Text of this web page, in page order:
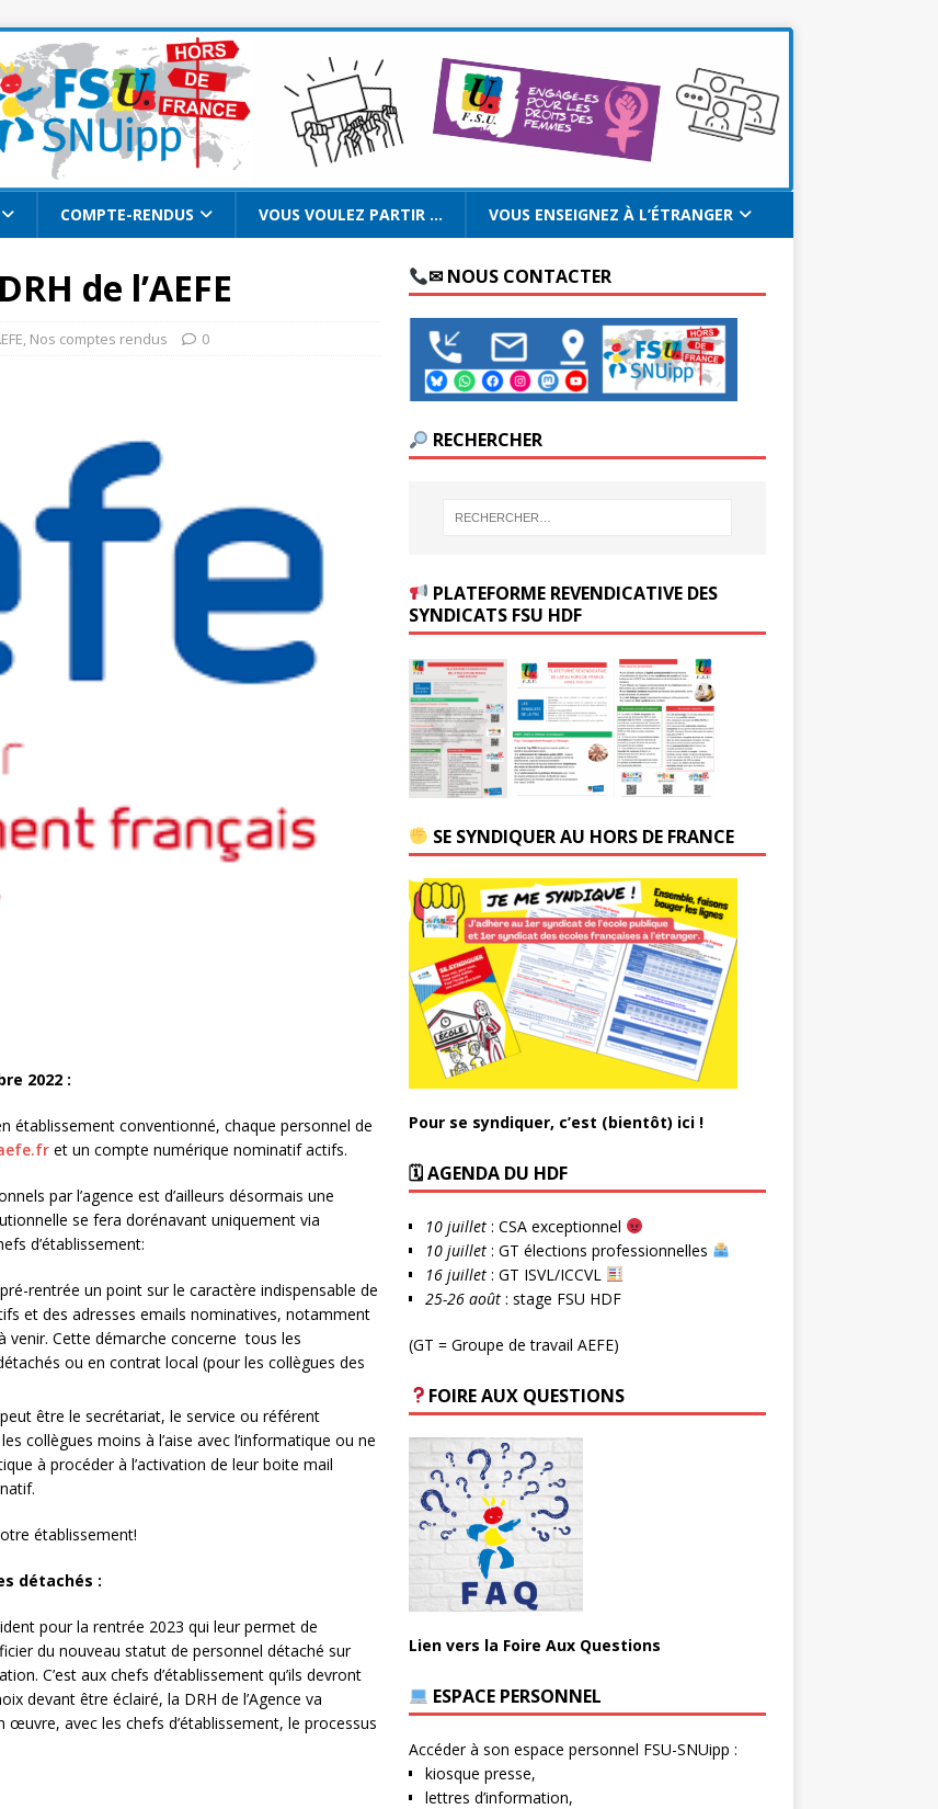
COMPTE-RENDUS VOUS VOULEZ PARTIR … VOUS ENSEIGNEZ À L’ÉTRANGER
de l’AEFE
, Nos comptes rendus 0
2022 :
établissement conventionné, chaque personnel de
et un compte numérique nominatif actifs.
par l’agence est d’ailleurs désormais une
se fera dorénavant uniquement via
d’établissement:
rentrée un point sur le caractère indispensable de
et des adresses emails nominatives, notamment
venir. Cette démarche concerne tous les
ou en contrat local (pour les collègues des
être le secrétariat, le service ou référent
collègues moins à l’aise avec l’informatique ou ne
à procéder à l’activation de leur boite mail
établissement!
détachés :
pour la rentrée 2023 qui leur permet de
du nouveau statut de personnel détaché sur
C’est aux chefs d’établissement qu’ils devront
devant être éclairé, la DRH de l’Agence va
avec les chefs d’établissement, le processus
✉ NOUS CONTACTER
RECHERCHER
PLATEFORME REVENDICATIVE DES
SYNDICATS FSU HDF
SE SYNDIQUER AU HORS DE FRANCE
Pour se syndiquer, c’est (bientôt) ici !
🗓 AGENDA DU HDF
10 juillet: CSA exceptionnel
10 juillet: GT élections professionnelles
16 juillet: GT ISVL/ICCVL
25-26 août: stage FSU HDF
(GT = Groupe de travail AEFE)
FOIRE AUX QUESTIONS
Lien vers la Foire Aux Questions
ESPACE PERSONNEL
Accéder à son espace personnel FSU-SNUipp :
kiosque presse,
lettres d’information,